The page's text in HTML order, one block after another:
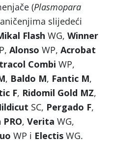
(Plasmopara
slijedeći
Flash WG, Winner
Alonso WP, Acrobat
Combi WP,
, Baldo M, Fantic M,
F, Ridomil Gold MZ,
SC, Pergado F,
, Verita WG,
WP i Electis WG.